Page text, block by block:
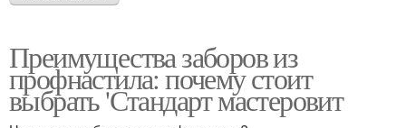
Преимущества заборов из
профнастила: почему стоит
выбрать 'Стандарт мастеровит